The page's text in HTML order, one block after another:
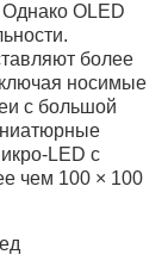
OLED
более
носимые
с большой
LED с
чем 100 × 100